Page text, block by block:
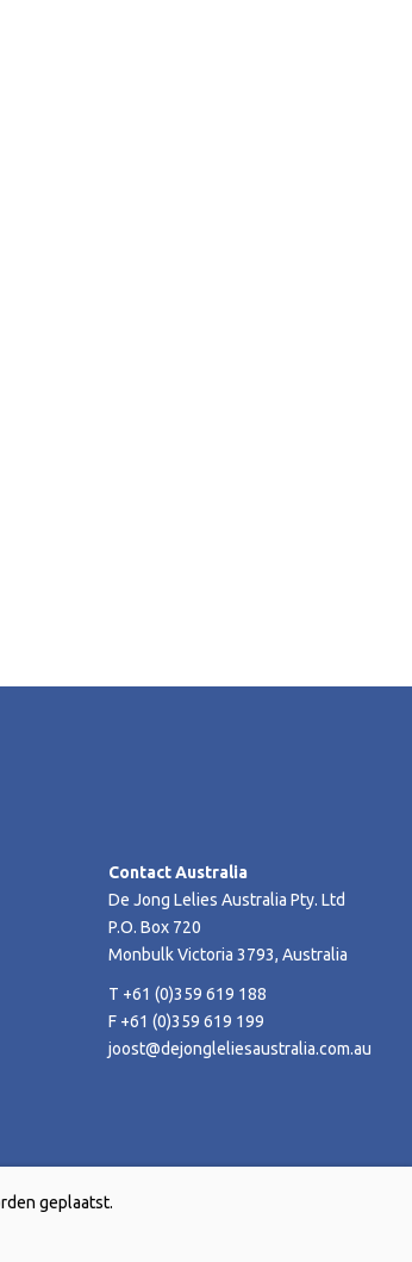
Contact Australia
De Jong Lelies Australia Pty. Ltd
P.O. Box 720
Monbulk Victoria 3793, Australia
T +61 (0)359 619 188
F +61 (0)359 619 199
joost@dejongleliesaustralia.com.au
geplaatst.